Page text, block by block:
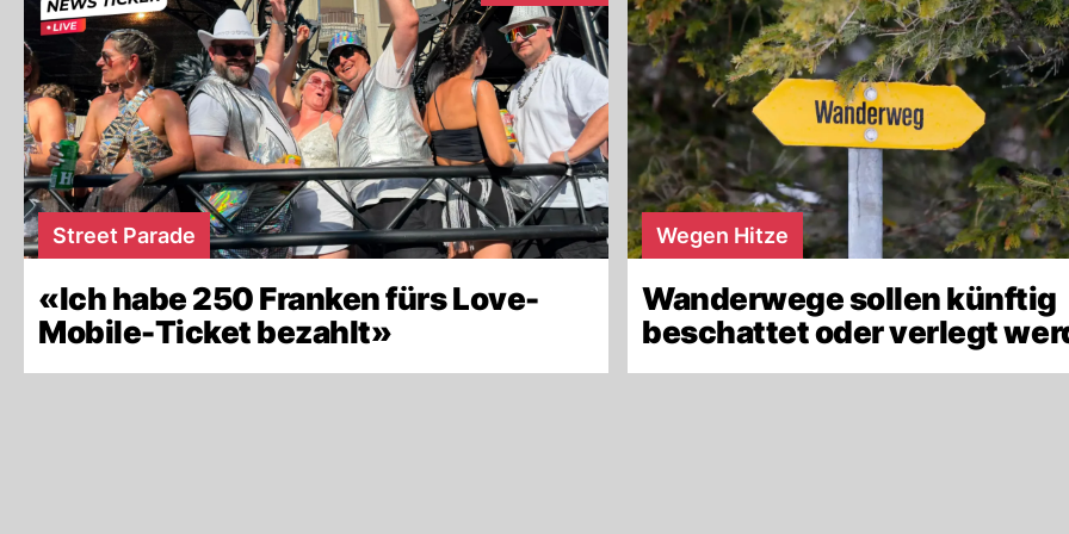
Street Parade
«Ich habe 250 Franken fürs Love-
Mobile-Ticket bezahlt»
Wegen Hitze
Wanderwege sollen künftig
beschattet oder verlegt